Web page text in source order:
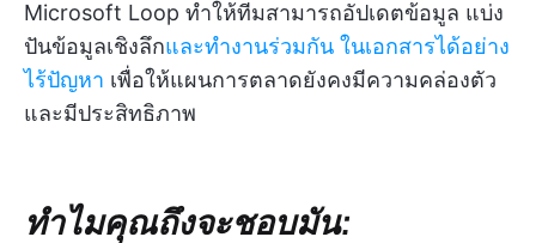
Microsoft Loop ทำให้ทีมสามารถอัปเดตข้อมูล แบ่ง
ปันข้อมูลเชิงลึกและทำงานร่วมกัน ในเอกสารได้อย่าง
ไร้ปัญหา เพื่อให้แผนการตลาดยังคงมีความคล่องตัว
และมีประสิทธิภาพ
ทำไมคุณถึงจะชอบมัน: